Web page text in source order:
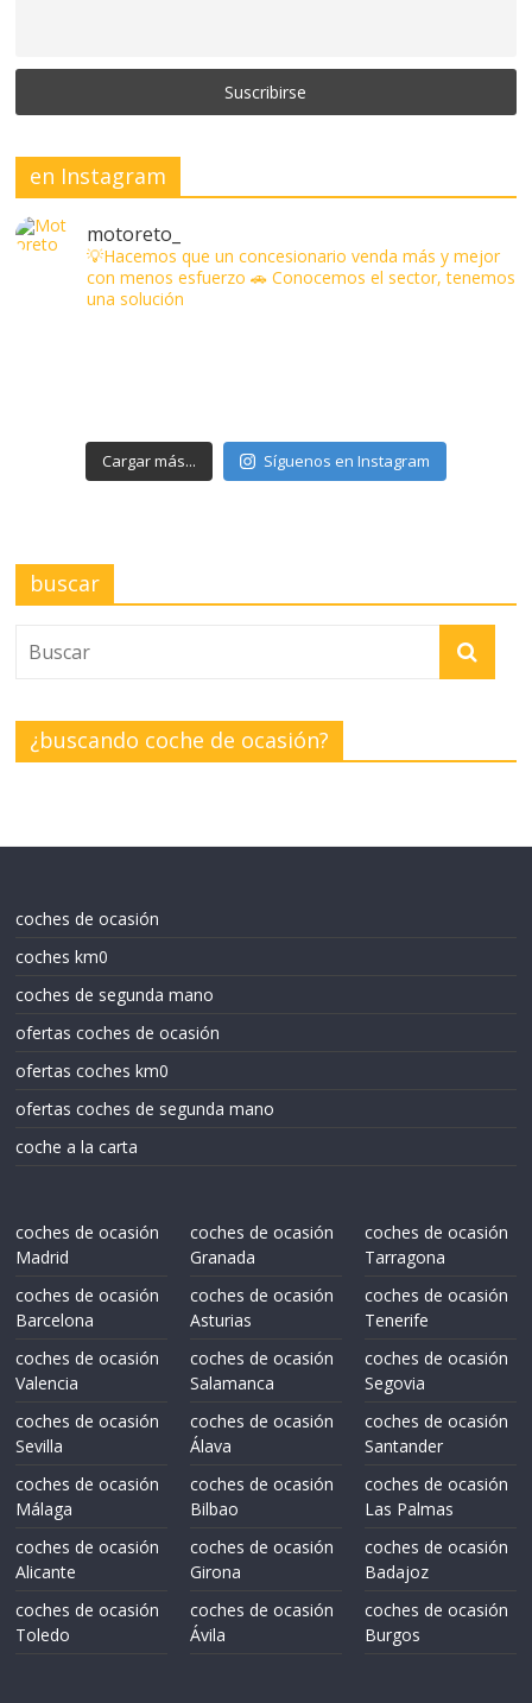
en Instagram
motoreto_
💡Hacemos que un concesionario venda más y mejor
con menos esfuerzo 🚗 Conocemos el sector, tenemos
una solución
Cargar más... Síguenos en Instagram
buscar
¿buscando coche de ocasión?
coches de ocasión
coches km0
coches de segunda mano
ofertas coches de ocasión
ofertas coches km0
ofertas coches de segunda mano
coche a la carta
coches de ocasión
Madrid
coches de ocasión
Barcelona
coches de ocasión
Valencia
coches de ocasión
Sevilla
coches de ocasión
Málaga
coches de ocasión
Alicante
coches de ocasión
Toledo
coches de ocasión
Granada
coches de ocasión
Asturias
coches de ocasión
Salamanca
coches de ocasión
Álava
coches de ocasión
Bilbao
coches de ocasión
Girona
coches de ocasión
Ávila
coches de ocasión
Tarragona
coches de ocasión
Tenerife
coches de ocasión
Segovia
coches de ocasión
Santander
coches de ocasión
Las Palmas
coches de ocasión
Badajoz
coches de ocasión
Burgos